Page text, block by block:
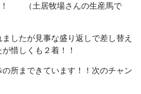
（土居牧場さんの生産馬で
したが見事な盛り返しで差し替え
惜しくも２着！！
所まできています！！次のチャン